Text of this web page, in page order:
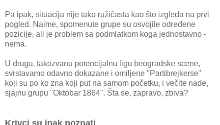
Pa ipak, situacija nije tako ružičasta kao što izgleda na prvi
pogled. Naime, spomenute grupe su osvojile određene
pozicije, ali je problem sa podmlatkom koga jednostavno -
nema.
U drugu, takozvanu potencijalnu ligu beogradske scene,
svrstavamo odavno dokazane i omiljene "Partibrejkerse"
koji su po ko zna koji put na samom početku, i večite nade,
sjajnu grupu "Oktobar 1864". Šta se, zapravo, zbiva?
Krivci su ipak poznati